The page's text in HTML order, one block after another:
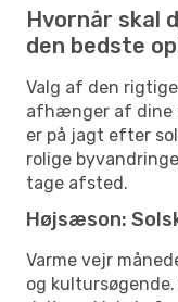
Hvornår skal
den bedste
Valg af den
afhænger af dine
er på jagt efter
rolige
tage afsted.
Højsæson:
Varme vejr
og